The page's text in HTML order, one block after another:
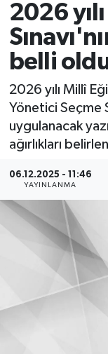
2026 yılı
belli
2026 yılı Millî
Yönetici Seçme
uygulanacak
ağırlıkları
06.12.2025 - 11:46
YAYINLANMA
Tüm
Son Dakika
Haber Arşivi